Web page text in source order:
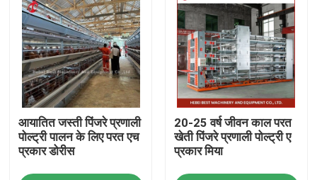
हमारे बारे में
संपर्क
उत्पाद
पोल्ट्री बैटरी केज सिस्टम
आयातित जस्ती पिंजरे प्रणाली
पोल्ट्री पालन के लिए परत एच
प्रकार डोरीस
20-25 वर्ष जीवन काल परत
खेती पिंजरे प्रणाली पोल्ट्री ए
प्रकार मिया